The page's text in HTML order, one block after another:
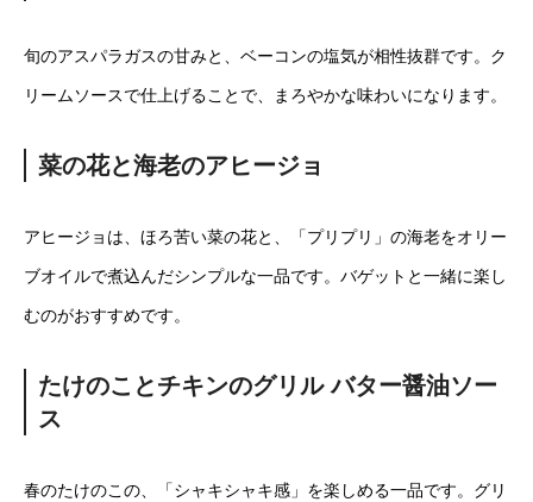
旬のアスパラガスの甘みと、ベーコンの塩気が相性抜群です。ク
リームソースで仕上げることで、まろやかな味わいになります。
菜の花と海老のアヒージョ
アヒージョは、ほろ苦い菜の花と、「プリプリ」の海老をオリー
ブオイルで煮込んだシンプルな一品です。バゲットと一緒に楽し
むのがおすすめです。
たけのことチキンのグリル バター醤油ソー
ス
春のたけのこの、「シャキシャキ感」を楽しめる一品です。グリ